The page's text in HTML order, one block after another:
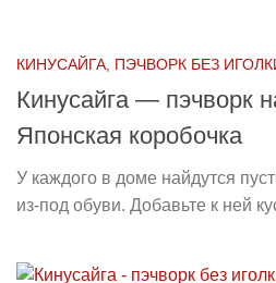
КИНУСАЙГА, ПЭЧВОРК БЕЗ
Кинусайга — пэчворк
Японская коробочка
У каждого в доме найдутся
из-под обуви. Добавьте к ней